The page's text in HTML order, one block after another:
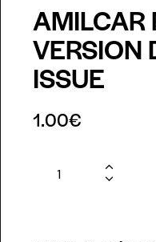
AMILCAR
VERSION
ISSUE
1.00€